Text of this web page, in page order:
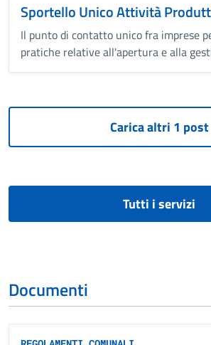
Sportello Unico Attività
Il punto di contatto unico fra imprese
pratiche relative all'apertura e alla
Tutti i servizi
Documenti